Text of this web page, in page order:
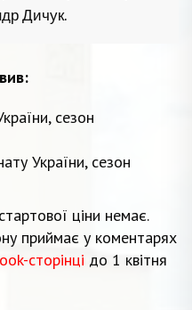
Дичук.
сезон
України, сезон
ціни немає.
приймає у коментарях
сторінці до 1 квітня